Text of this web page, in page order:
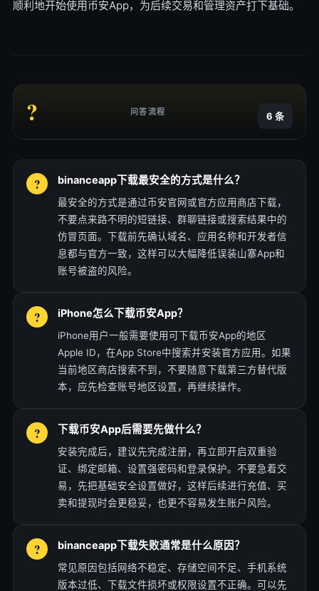
顺利地开始使用币安App，为后续交易和管理资产打下基础。
? 问答流程 6 条
binanceapp下载最安全的方式是什么？
最安全的方式是通过币安官网或官方应用商店下载，
不要点来路不明的短链接、群聊链接或搜索结果中的
仿冒页面。下载前先确认域名、应用名称和开发者信
息都与官方一致，这样可以大幅降低误装山寨App和
账号被盗的风险。
iPhone怎么下载币安App？
iPhone用户一般需要使用可下载币安App的地区
Apple ID，在App Store中搜索并安装官方应用。如果
当前地区商店搜索不到，不要随意下载第三方替代版
本，应先检查账号地区设置，再继续操作。
下载币安App后需要先做什么？
安装完成后，建议先完成注册，再立即开启双重验
证、绑定邮箱、设置强密码和登录保护。不要急着交
易，先把基础安全设置做好，这样后续进行充值、买
卖和提现时会更稳妥，也更不容易发生账户风险。
binanceapp下载失败通常是什么原因？
常见原因包括网络不稳定、存储空间不足、手机系统
版本过低、下载文件损坏或权限设置不正确。可以先